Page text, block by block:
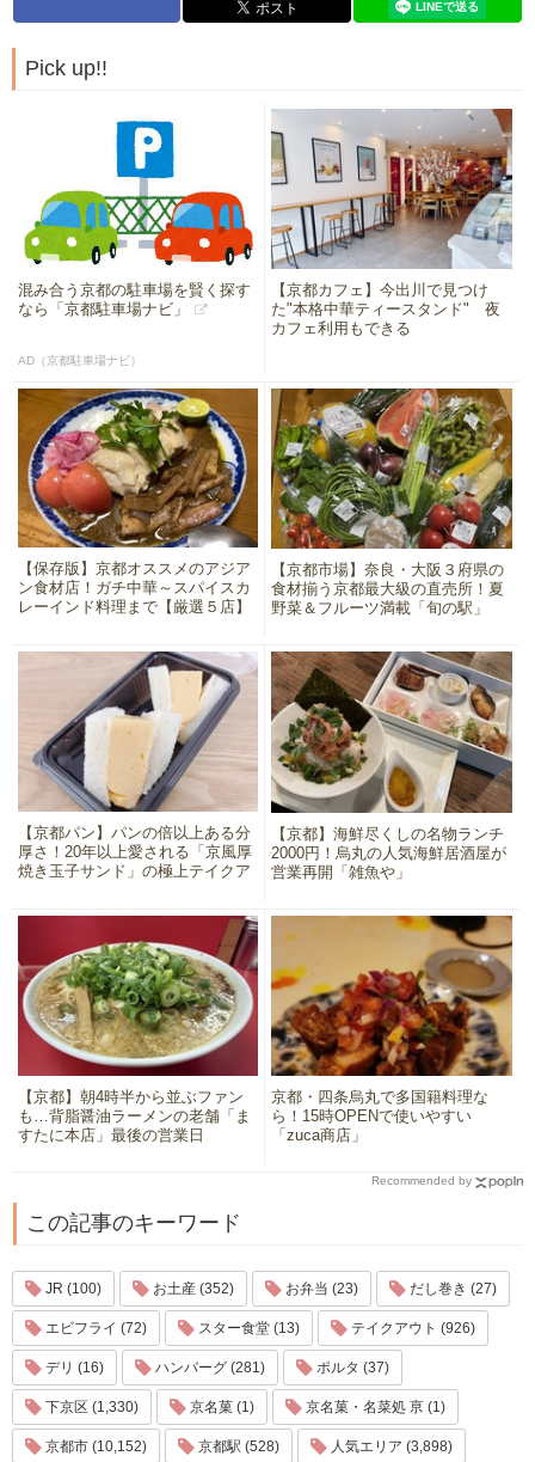
Pick up!!
混み合う京都の駐車場を賢く探す
なら「京都駐車場ナビ」
AD（京都駐車場ナビ）
【京都カフェ】今出川で見つけ
た"本格中華ティースタンド" 夜
カフェ利用もできる
【保存版】京都オススメのアジア
ン食材店！ガチ中華～スパイスカ
レーインド料理まで【厳選５店】
【京都市場】奈良・大阪３府県の
食材揃う京都最大級の直売所！夏
野菜＆フルーツ満載「旬の駅」
【京都パン】パンの倍以上ある分
厚さ！20年以上愛される「京風厚
焼き玉子サンド」の極上テイクア
【京都】海鮮尽くしの名物ランチ
2000円！烏丸の人気海鮮居酒屋が
営業再開「雑魚や」
【京都】朝4時半から並ぶファン
も…背脂醤油ラーメンの老舗「ま
すたに本店」最後の営業日
京都・四条烏丸で多国籍料理な
ら！15時OPENで使いやすい
「zuca商店」
Recommended by
この記事のキーワード
JR (100) お土産 (352) お弁当 (23) だし巻き (27)
エビフライ (72) スター食堂 (13) テイクアウト (926)
デリ (16) ハンバーグ (281) ポルタ (37)
下京区 (1,330) 京名菓 (1) 京名菓・名菜処 亰 (1)
京都市 (10,152) 京都駅 (528) 人気エリア (3,898)